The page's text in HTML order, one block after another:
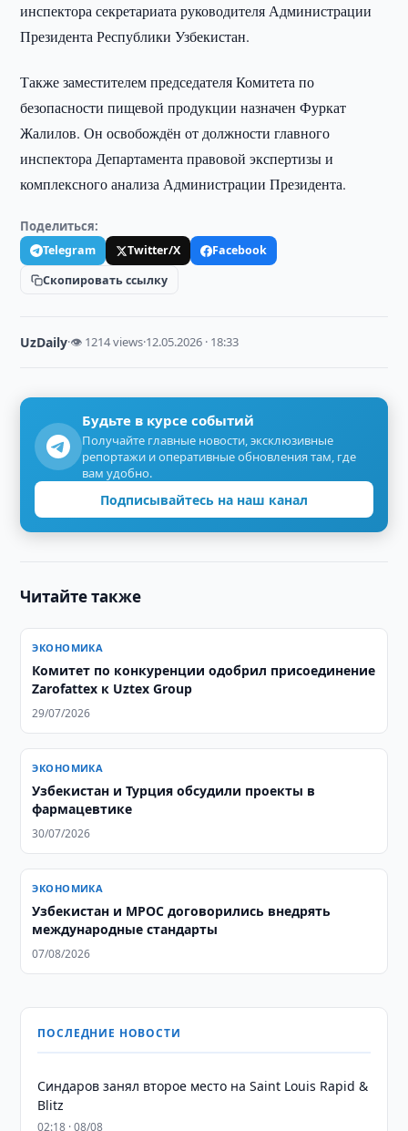
инспектора секретариата руководителя Администрации
Президента Республики Узбекистан.
Также заместителем председателя Комитета по
безопасности пищевой продукции назначен Фуркат
Жалилов. Он освобождён от должности главного
инспектора Департамента правовой экспертизы и
комплексного анализа Администрации Президента.
Поделиться:
Telegram Twitter/X
Facebook
Скопировать ссылку
UzDaily·👁 1214 views·12.05.2026 · 18:33
Будьте в курсе событий
Получайте главные новости, эксклюзивные
репортажи и оперативные обновления там, где
вам удобно.
Подписывайтесь на наш канал
Читайте также
ЭКОНОМИКА
Комитет по конкуренции одобрил присоединение
Zarofattex к Uztex Group
29/07/2026
ЭКОНОМИКА
Узбекистан и Турция обсудили проекты в
фармацевтике
30/07/2026
ЭКОНОМИКА
Узбекистан и MPOC договорились внедрять
международные стандарты
07/08/2026
ПОСЛЕДНИЕ НОВОСТИ
Синдаров занял второе место на Saint Louis Rapid &
Blitz
02:18 · 08/08